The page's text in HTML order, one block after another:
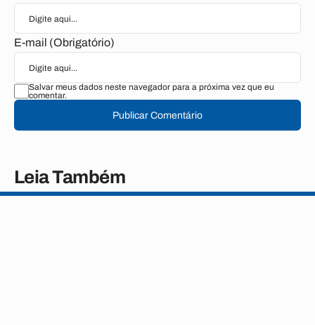
E-mail (Obrigatório)
Salvar meus dados neste navegador para a próxima vez que eu
comentar.
Publicar Comentário
Leia Também